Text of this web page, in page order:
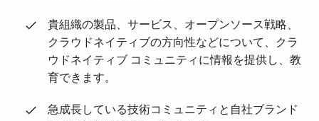
貴組織の製品、サービス、オープンソース戦略、
クラウドネイティブの方向性などについて、クラ
ウドネイティブ コミュニティに情報を提供し、教
育できます。
急成長している技術コミュニティと自社ブランド